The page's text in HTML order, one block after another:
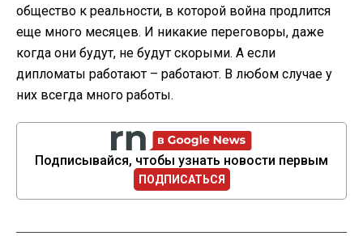
общество к реальности, в которой война продлится
еще много месяцев. И никакие переговоры, даже
когда они будут, не будут скорыми. А если
дипломаты работают – работают. В любом случае у
них всегда много работы.
Подписывайся, чтобы узнать новости первым
ПОДПИСАТЬСЯ